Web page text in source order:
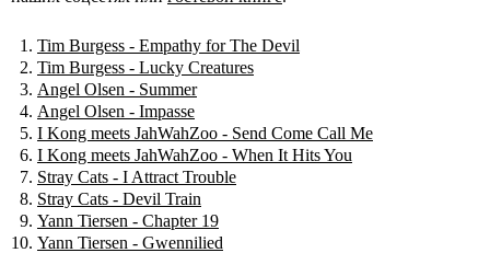
Tim Burgess - Empathy for The Devil
Tim Burgess - Lucky Creatures
Angel Olsen - Summer
Angel Olsen - Impasse
I Kong meets JahWahZoo - Send Come Call Me
I Kong meets JahWahZoo - When It Hits You
Stray Cats - I Attract Trouble
Stray Cats - Devil Train
Yann Tiersen - Chapter 19
Yann Tiersen - Gwennilied